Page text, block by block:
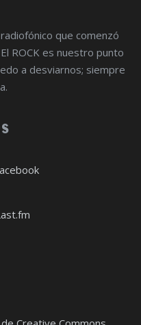
que comenzó
ROCK es nuestro punto
a desviarnos; siempre